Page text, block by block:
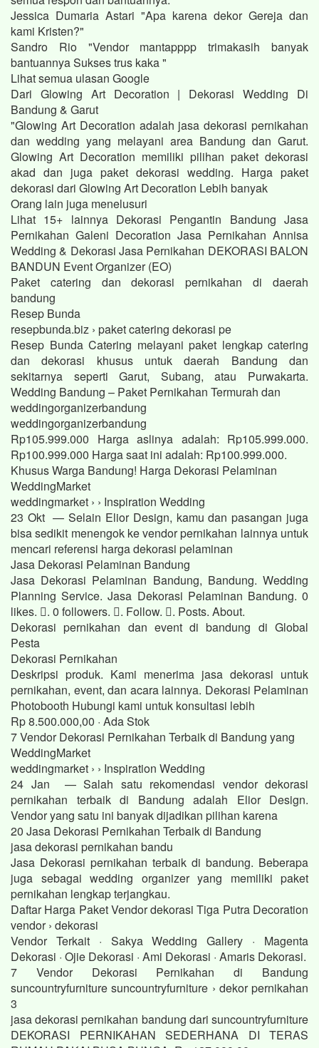
Jessica Dumaria Astari "Apa karena dekor Gereja dan
kami Kristen?"
Sandro Rio "Vendor mantapppp trimakasih banyak
bantuannya Sukses trus kaka "
Lihat semua ulasan Google
Dari Glowing Art Decoration | Dekorasi Wedding Di
Bandung & Garut
"Glowing Art Decoration adalah jasa dekorasi pernikahan
dan wedding yang melayani area Bandung dan Garut.
Glowing Art Decoration memiliki pilihan paket dekorasi
akad dan juga paket dekorasi wedding. Harga paket
dekorasi dari Glowing Art Decoration Lebih banyak
Orang lain juga menelusuri
Lihat 15+ lainnya Dekorasi Pengantin Bandung Jasa
Pernikahan Galeni Decoration Jasa Pernikahan Annisa
Wedding & Dekorasi Jasa Pernikahan DEKORASI BALON
BANDUN Event Organizer (EO)
Paket catering dan dekorasi pernikahan di daerah
bandung
Resep Bunda
resepbunda.biz › paket catering dekorasi pe
Resep Bunda Catering melayani paket lengkap catering
dan dekorasi khusus untuk daerah Bandung dan
sekitarnya seperti Garut, Subang, atau Purwakarta.
Wedding Bandung – Paket Pernikahan Termurah dan
weddingorganizerbandung
weddingorganizerbandung
Rp105.999.000 Harga aslinya adalah: Rp105.999.000.
Rp100.999.000 Harga saat ini adalah: Rp100.999.000.
Khusus Warga Bandung! Harga Dekorasi Pelaminan
WeddingMarket
weddingmarket › › Inspiration Wedding
23 Okt — Selain Elior Design, kamu dan pasangan juga
bisa sedikit menengok ke vendor pernikahan lainnya untuk
mencari referensi harga dekorasi pelaminan
Jasa Dekorasi Pelaminan Bandung
Jasa Dekorasi Pelaminan Bandung, Bandung. Wedding
Planning Service. Jasa Dekorasi Pelaminan Bandung. 0
likes. 󱞋. 0 followers. 󱙶. Follow. 󰟝. Posts. About.
Dekorasi pernikahan dan event di bandung di Global
Pesta
Dekorasi Pernikahan
Deskripsi produk. Kami menerima jasa dekorasi untuk
pernikahan, event, dan acara lainnya. Dekorasi Pelaminan
Photobooth Hubungi kami untuk konsultasi lebih
Rp 8.500.000,00 · ‎Ada Stok
7 Vendor Dekorasi Pernikahan Terbaik di Bandung yang
WeddingMarket
weddingmarket › › Inspiration Wedding
24 Jan — Salah satu rekomendasi vendor dekorasi
pernikahan terbaik di Bandung adalah Elior Design.
Vendor yang satu ini banyak dijadikan pilihan karena
20 Jasa Dekorasi Pernikahan Terbaik di Bandung
jasa dekorasi pernikahan bandu
Jasa Dekorasi pernikahan terbaik di bandung. Beberapa
juga sebagai wedding organizer yang memiliki paket
pernikahan lengkap terjangkau.
Daftar Harga Paket Vendor dekorasi Tiga Putra Decoration
vendor › dekorasi
Vendor Terkait · Sakya Wedding Gallery · Magenta
Dekorasi · Ojie Dekorasi · Ami Dekorasi · Amaris Dekorasi.
7 Vendor Dekorasi Pernikahan di Bandung
suncountryfurniture suncountryfurniture › dekor pernikahan
3
jasa dekorasi pernikahan bandung dari suncountryfurniture
DEKORASI PERNIKAHAN SEDERHANA DI TERAS